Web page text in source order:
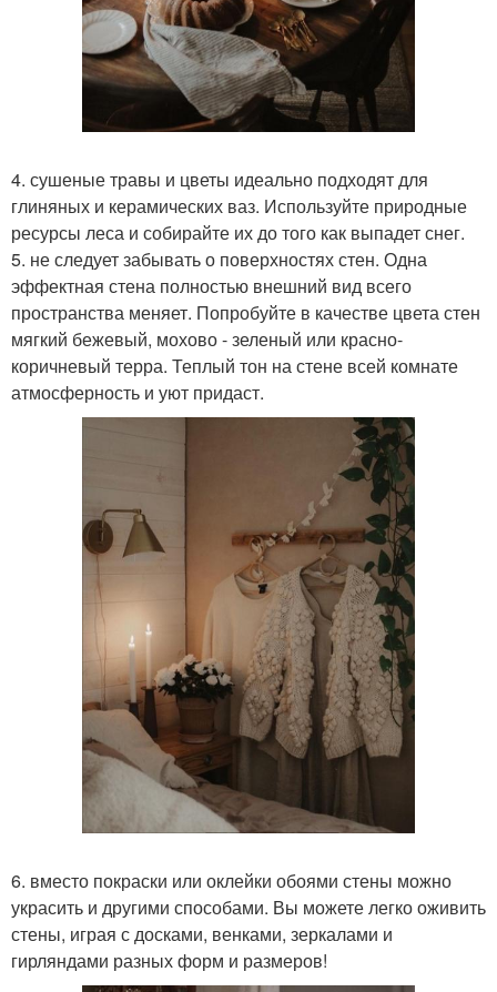
4. сушеные травы и цветы идеально подходят для
глиняных и керамических ваз. Используйте природные
ресурсы леса и собирайте их до того как выпадет снег.
5. не следует забывать о поверхностях стен. Одна
эффектная стена полностью внешний вид всего
пространства меняет. Попробуйте в качестве цвета стен
мягкий бежевый, мохово - зеленый или красно-
коричневый терра. Теплый тон на стене всей комнате
атмосферность и уют придаст.
6. вместо покраски или оклейки обоями стены можно
украсить и другими способами. Вы можете легко оживить
стены, играя с досками, венками, зеркалами и
гирляндами разных форм и размеров!